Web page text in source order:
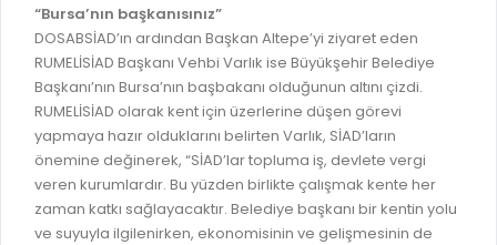
VİZYON & MİSYON
POLİTİKALARIMIZ
ENTEGRE YÖNETIM SISTEMI
KALITE BELGELERIMIZ
KVKK AYDINLATMA METNI
YÖNETMELIKLER / YÖNERGELER
E-DEVLET KAPISI
NÖBETÇİ ECZANELER
HAL FİYATLARI
SANAL TURLAR
KURUMLAR
RUHSATLI HAFRİYAT ALANLARI
“Bursa’nın başkanısınız”
DOSABSİAD’ın ardından Başkan Altepe’yi ziyaret eden
RUMELİSİAD Başkanı Vehbi Varlık ise Büyükşehir Belediye
Başkanı’nın Bursa’nın başbakanı olduğunun altını çizdi.
RUMELİSİAD olarak kent için üzerlerine düşen görevi
yapmaya hazır olduklarını belirten Varlık, SİAD’ların
önemine değinerek, “SİAD’lar topluma iş, devlete vergi
veren kurumlardır. Bu yüzden birlikte çalışmak kente her
zaman katkı sağlayacaktır. Belediye başkanı bir kentin yolu
ve suyuyla ilgilenirken, ekonomisinin ve gelişmesinin de